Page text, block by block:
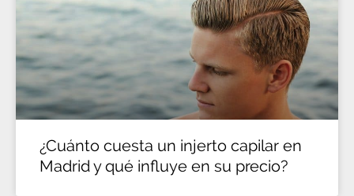
¿Cuánto cuesta un injerto capilar en
Madrid y qué influye en su precio?